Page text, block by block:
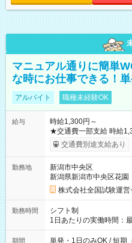
マニュアル通りに簡単
な時にお仕事できる！
アルバイト 職種未経験OK
給与
時給1,300円～
★交通費一部支給 時給1,300円～ ※試験・役割により手当あり
※勤務回数により昇給あ
り！】 希望される場合
例】 ・河合塾模擬試験
×8時間＝日収10,400円
円の場合あり ・国家試
円（役割手当＋100円）×6
間】試用期間なし
交通費別途支給あり
勤務地
新潟市中央区
新潟県新潟市中央区花園
株式会社全国試験運営
勤務時間
シフト制
1日あたりの実働時間：
間は 試験により異なり
期間 単発・1日のみOK / 短期